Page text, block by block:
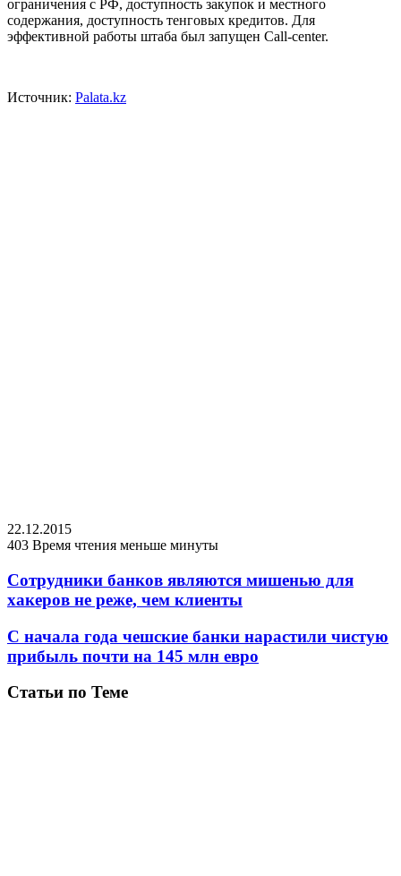
ограничения с РФ, доступность закупок и местного
содержания, доступность тенговых кредитов. Для
эффективной работы штаба был запущен Call-center.
Источник: Рalata.kz
22.12.2015
403 Время чтения меньше минуты
Сотрудники банков являются мишенью для
хакеров не реже, чем клиенты
С начала года чешские банки нарастили чистую
прибыль почти на 145 млн евро
Статьи по Теме